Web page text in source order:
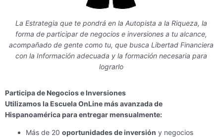
La Estrategia que te pondrá en la Autopista a la Riqueza, la
forma de participar de negocios e inversiones a tu alcance,
acompañado de gente como tu, que busca Libertad Financiera
con la Información adecuada y la formación necesaria para
lograrlo
Participa de Negocios e Inversiones
Utilizamos la Escuela OnLine más avanzada de
Hispanoamérica para entregar mensualmente:
Más de 20 oportunidades de inversión y negocios